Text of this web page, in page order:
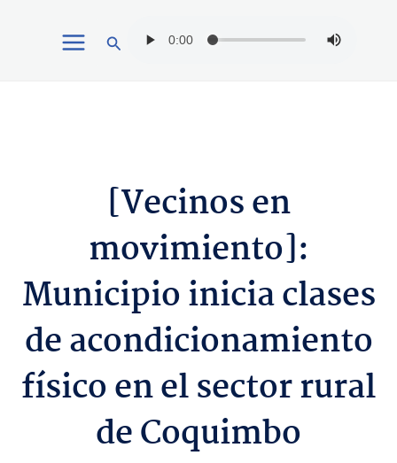
Buscar
[Vecinos en
movimiento]:
Municipio inicia clases
de acondicionamiento
físico en el sector rural
de Coquimbo